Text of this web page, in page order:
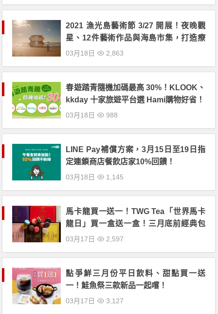
2021 漁光島藝術節 3/27 開展！夜晚觀
星、12件藝術作品與海島市集，打造療
癒棲身之地！
03月18日 2,863
春遊踏青隨機加碼最高 30%！KLOOK、
kkday 十家旅遊平台選 Hami購物好省！
03月18日 988
LINE Pay補償方案，3月15日至19日指
定連鎖商店餐飲店家10%回饋！
03月18日 1,145
馬卡龍買一送一！TWG Tea「世界馬卡
龍日」買一盒送一盒！三月底前經典包
裝茶買四送一！
03月17日 2,597
點爭鮮三月份平日飲料、甜點買一送
一！鮭魚祭三款新品一起嚐！
03月17日 3,127